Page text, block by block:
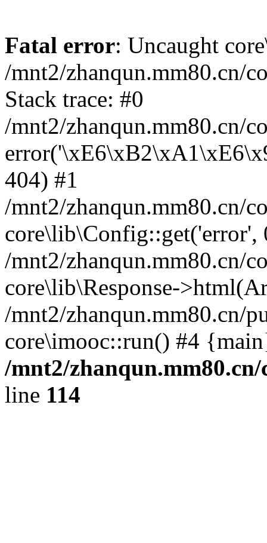
Fatal error: Uncaught
/mnt2/zhanqun.mm80.cn/
Stack trace: #0
/mnt2/zhanqun.mm80.cn/
404) #1
/mnt2/zhanqun.mm80.cn/
core\lib\Config::get('error',
/mnt2/zhanqun.mm80.cn/
core\lib\Response-
/mnt2/zhanqun.mm80.cn/
core\imooc::run() #4
/mnt2/
line 114